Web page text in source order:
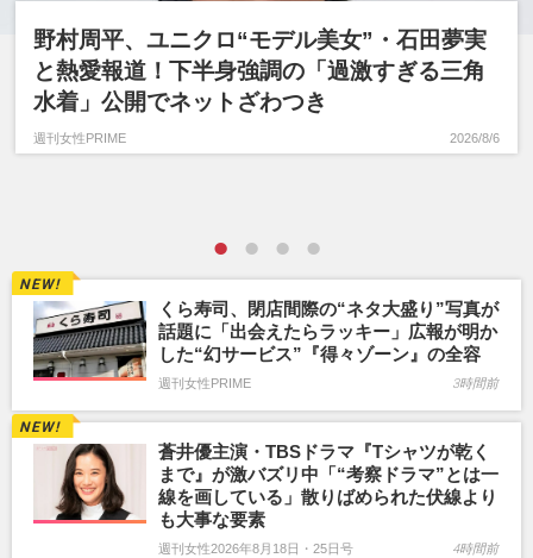
野村周平、ユニクロ“モデル美女”・石田夢実
と熱愛報道！下半身強調の「過激すぎる三角
水着」公開でネットざわつき
週刊女性PRIME 2026/8/6
くら寿司、閉店間際の“ネタ大盛り”写真が
話題に「出会えたらラッキー」広報が明か
した“幻サービス”『得々ゾーン』の全容
週刊女性PRIME 3時間前
蒼井優主演・TBSドラマ『Tシャツが乾く
まで』が激バズリ中「“考察ドラマ”とは一
線を画している」散りばめられた伏線より
も大事な要素
週刊女性2026年8月18日・25日号 4時間前